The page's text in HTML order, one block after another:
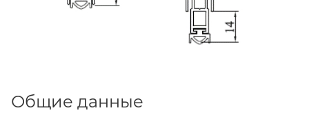
Общие данные